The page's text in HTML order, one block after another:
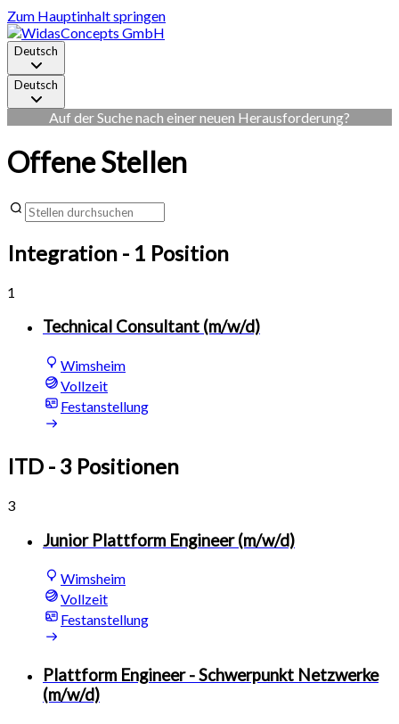
Zum Hauptinhalt springen
Deutsch
Deutsch
Auf der Suche nach einer neuen Herausforderung?
Offene Stellen
Integration - 1 Position
1
Technical Consultant (m/w/d)
Wimsheim
Vollzeit
Festanstellung
ITD - 3 Positionen
3
Junior Plattform Engineer (m/w/d)
Wimsheim
Vollzeit
Festanstellung
Plattform Engineer - Schwerpunkt Netzwerke
(m/w/d)